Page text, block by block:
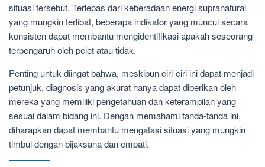
situasi tersebut. Terlepas dari keberadaan energi supranatural
yang mungkin terlibat, beberapa indikator yang muncul secara
konsisten dapat membantu mengidentifikasi apakah seseorang
terpengaruh oleh pelet atau tidak.
Penting untuk diingat bahwa, meskipun ciri-ciri ini dapat menjadi
petunjuk, diagnosis yang akurat hanya dapat diberikan oleh
mereka yang memiliki pengetahuan dan keterampilan yang
sesuai dalam bidang ini. Dengan memahami tanda-tanda ini,
diharapkan dapat membantu mengatasi situasi yang mungkin
timbul dengan bijaksana dan empati.